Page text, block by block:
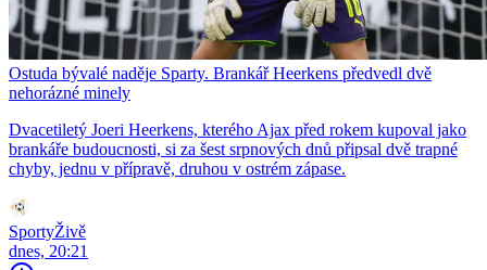
Ostuda bývalé naděje Sparty. Brankář Heerkens předvedl dvě
nehorázné minely
Dvacetiletý Joeri Heerkens, kterého Ajax před rokem kupoval jako
brankáře budoucnosti, si za šest srpnových dnů připsal dvě trapné
chyby, jednu v přípravě, druhou v ostrém zápase.
SportyŽivě
dnes, 20:21